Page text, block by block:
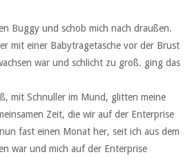
Buggy und schob mich nach draußen.
mit einer Babytragetasche vor der Brust
war und schlicht zu groß. ging das
mit Schnuller im Mund, glitten meine
Zeit, die wir auf der Enterprise
fast einen Monat her, seit ich aus dem
war und mich auf der Enterprise